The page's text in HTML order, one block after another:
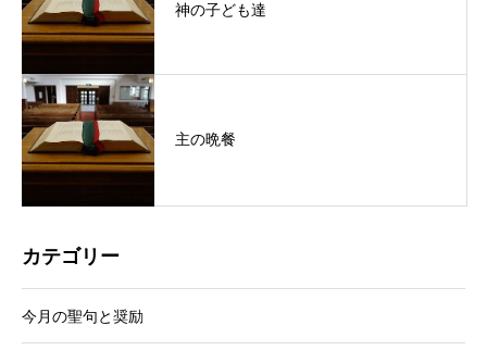
神の子ども達
主の晩餐
カテゴリー
今月の聖句と奨励